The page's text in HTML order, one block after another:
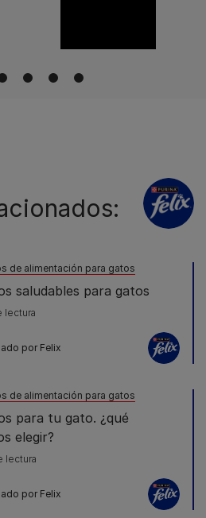
3 4 5
de alimentación para gatos
saludables para gatos
lectura
por Felix
de alimentación para gatos
para tu gato. ¿qué
elegir?
lectura
por Felix